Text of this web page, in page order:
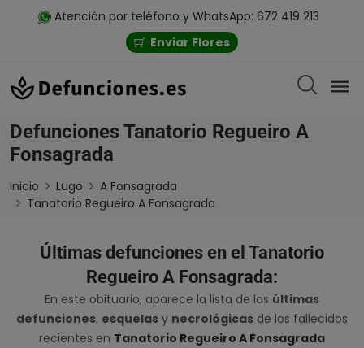
Atención por teléfono y WhatsApp: 672 419 213
Enviar Flores
Defunciones Tanatorio Regueiro A
Fonsagrada
Inicio Lugo
A Fonsagrada
Tanatorio Regueiro A Fonsagrada
Últimas defunciones en el Tanatorio
Regueiro A Fonsagrada:
En este obituario, aparece la lista de las últimas
defunciones, esquelas y necrológicas de los fallecidos
recientes en Tanatorio Regueiro A Fonsagrada